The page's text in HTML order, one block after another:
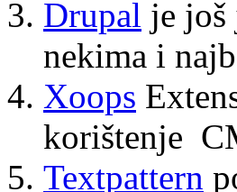
Drupal je još
nekima i
Xoops
korištenje
Textpattern